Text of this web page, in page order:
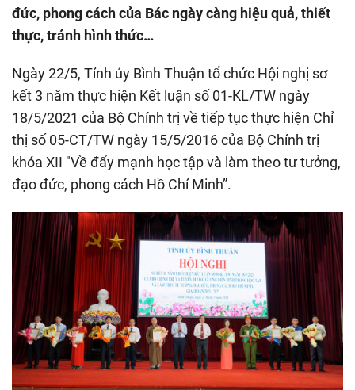
đức, phong cách của Bác ngày càng hiệu quả, thiết
thực, tránh hình thức…
Ngày 22/5, Tỉnh ủy Bình Thuận tổ chức Hội nghị sơ
kết 3 năm thực hiện Kết luận số 01-KL/TW ngày
18/5/2021 của Bộ Chính trị về tiếp tục thực hiện Chỉ
thị số 05-CT/TW ngày 15/5/2016 của Bộ Chính trị
khóa XII "Về đẩy mạnh học tập và làm theo tư tưởng,
đạo đức, phong cách Hồ Chí Minh”.